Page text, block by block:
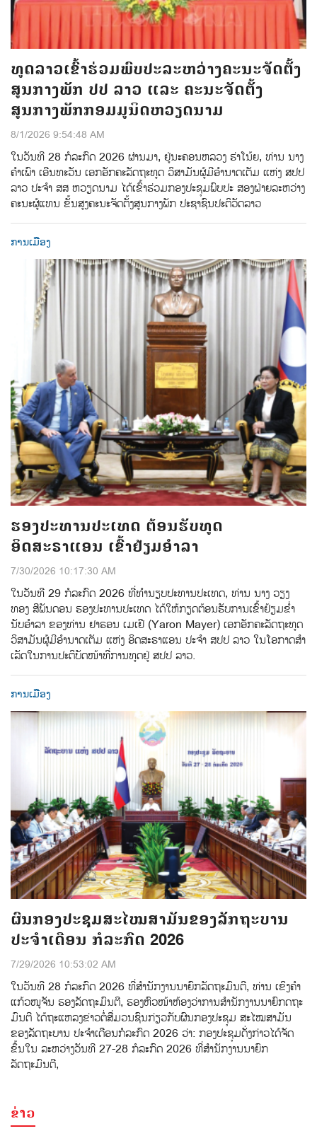
ທູດລາວເຂົ້າຮ່ວມພົບປະລະຫວ່າງຄະນະຈັດຕັ້ງ
ສູນກາງພັກ ປປ ລາວ ແລະ ຄະນະຈັດຕັ້ງ
ສູນກາງພັກກອມມູນິດຫວຽດນາມ
8/1/2026 9:54:48 AM
ໃນວັນທີ 28 ກໍລະກົດ 2026 ຜ່ານມາ, ຢູ່ນະຄອນຫລວງ ຮ່າໂນ້ຍ, ທ່ານ ນາງ
ຄຳເພົາ ເອີນທະວັນ ເອກອັກຄະລັດຖະທູດ ວິສາມັນຜູ້ມີອຳນາດເຕັມ ແຫ່ງ ສປປ
ລາວ ປະຈຳ ສສ ຫວຽດນາມ ໄດ້ເຂົ້າຮ່ວມກອງປະຊຸມພົບປະ ສອງຝ່າຍລະຫວ່າງ
ຄະນະຜູ້ແທນ ຂັ້ນສູງຄະນະຈັດຕັ້ງສູນກາງພັກ ປະຊາຊົນປະຕິວັດລາວ
ການເມືອງ
ຮອງປະທານປະເທດ ຕ້ອນຮັບທູດ
ອິດສະຣາແອນ ເຂົ້າຢ້ຽມອຳລາ
7/30/2026 10:17:30 AM
ໃນວັນທີ 29 ກໍລະກົດ 2026 ທີ່ທໍານຽບປະທານປະເທດ, ທ່ານ ນາງ ວຽງ
ທອງ ສີພັນດອນ ຮອງປະທານປະເທດ ໄດ້ໃຫ້ກຽດຕ້ອນຮັບການເຂົ້າຢ້ຽມຂໍ່າ
ນັບອໍາລາ ຂອງທ່ານ ຢາຣອນ ເມເຢີ (Yaron Mayer) ເອກອັກຄະລັດຖະທູດ
ວິສາມັນຜູ້ມີອຳນາດເຕັມ ແຫ່ງ ອິດສະຣາແອນ ປະຈຳ ສປປ ລາວ ໃນໂອກາດສໍາ
ເລັດໃນການປະຕິບັດໜ້າທີ່ການທູດຢູ່ ສປປ ລາວ.
ການເມືອງ
ຜົນກອງປະຊຸມສະໄໝສາມັນຂອງລັກຖະບານ
ປະຈຳເດືອນ ກໍລະກົດ 2026
7/29/2026 10:53:02 AM
ໃນວັນທີ 28 ກໍລະກົດ 2026 ທີ່ສໍານັກງານນາຍົກລັດຖະມົນຕີ, ທ່ານ ເຂິງຄຳ
ແກ້ວໜູຈັນ ຮອງລັດຖະມົນຕີ, ຮອງຫົວໜ້າຫ້ອງວ່າການສໍານັກງານນາຍົກດຖະ
ມົນຕີ ໄດ້ຖະແຫລງຂ່າວຕໍ່ສ່ືມວນຊົນກ່ຽວກັບຜົນກອງປະຊຸມ ສະໄໝສາມັນ
ຂອງລັດຖະບານ ປະຈຳເດືອນກໍລະກົດ 2026 ວ່າ: ກອງປະຊຸມດັ່ງກ່າວໄດ້ຈັດ
ຂຶ້ນໃນ ລະຫວ່າງວັນທີ 27-28 ກໍລະກົດ 2026 ທີ່ສໍານັກງານນາຍົກ
ລັດຖະມົນຕີ,
ຂ່າວ